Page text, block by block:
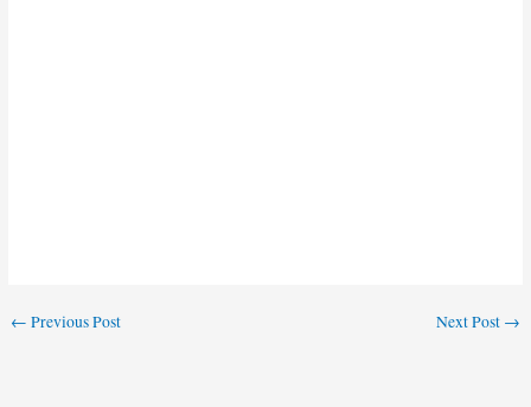
← Previous Post Next Post →